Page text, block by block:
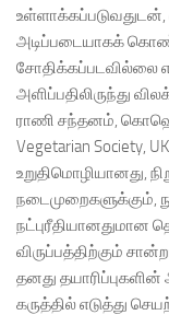
உள்ளாக்கப்படுவதுடன்,
அடிப்படையாகக்
சோதிக்கப்படவில்லை
அளிப்பதிலிருந்து
ராணி சந்தனம்,
Vegetarian Society,
உறுதிமொழியானது,
நடைமுறைகளுக்கும்,
நட்புரீதியானதுமான
விருப்பத்திற்கும்
தனது
கருத்தில் எடுத்து